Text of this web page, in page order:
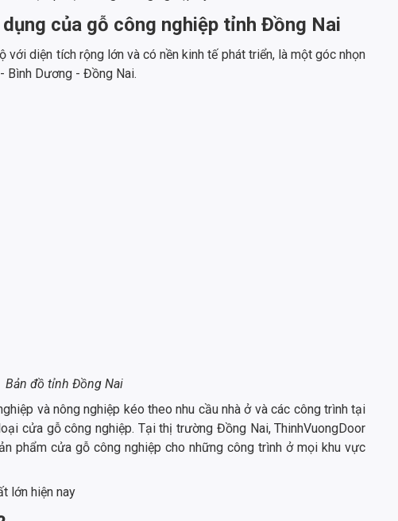
của gỗ công nghiệp tỉnh Đồng Nai
diện tích rộng lớn và có nền kinh tế phát triển, là một góc nhọn
Bình Dương - Đồng Nai.
Bản đồ tỉnh Đồng Nai
và nông nghiệp kéo theo nhu cầu nhà ở và các công trình tại
cửa gỗ công nghiệp. Tại thị trường Đồng Nai, ThinhVuongDoor
phẩm cửa gỗ công nghiệp cho những công trình ở mọi khu vực
lớn hiện nay